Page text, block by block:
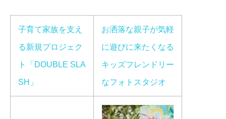
子育て家族を支え
る新規プロジェク
ト「 DOUBLE SLA
SH 」
お洒落な親子が気軽
に遊びに来たくなる
キッズフレンドリー
なフォトスタジオ